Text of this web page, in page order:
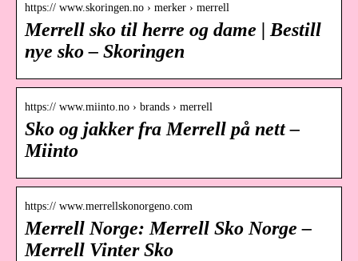
https:// www.skoringen.no › merker › merrell
Merrell sko til herre og dame | Bestill
nye sko – Skoringen
https:// www.miinto.no › brands › merrell
Sko og jakker fra Merrell på nett –
Miinto
https:// www.merrellskonorgeno.com
Merrell Norge: Merrell Sko Norge –
Merrell Vinter Sko